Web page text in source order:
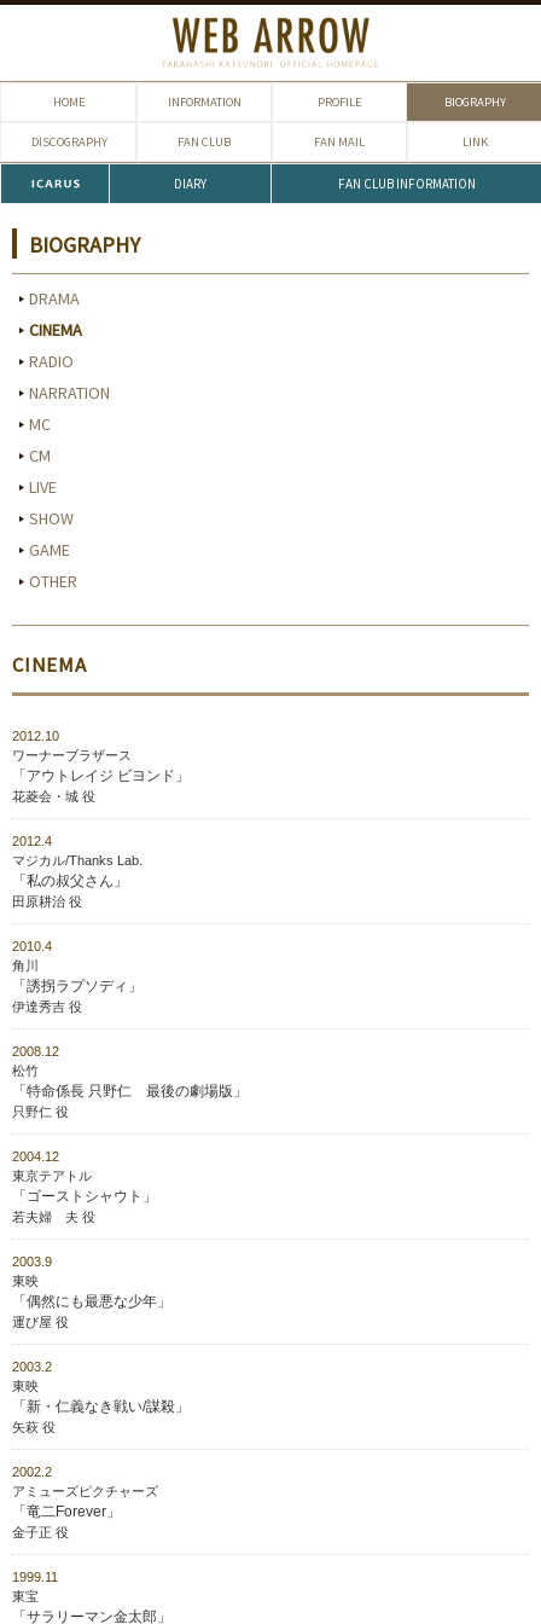
HOME INFORMATION PROFILE BIOGRAPHY
DISCOGRAPHY FAN CLUB FAN MAIL LINK
DIARY FAN CLUB INFORMATION
BIOGRAPHY
DRAMA
CINEMA
RADIO
NARRATION
MC
CM
LIVE
SHOW
GAME
OTHER
CINEMA
2012.10
ワーナーブラザース
「アウトレイジ ビヨンド」
花菱会・城 役
2012.4
マジカル/Thanks Lab.
「私の叔父さん」
田原耕治 役
2010.4
角川
「誘拐ラプソディ」
伊達秀吉 役
2008.12
松竹
「特命係長 只野仁 最後の劇場版」
只野仁 役
2004.12
東京テアトル
「ゴーストシャウト」
若夫婦 夫 役
2003.9
東映
「偶然にも最悪な少年」
運び屋 役
2003.2
東映
「新・仁義なき戦い/謀殺」
矢萩 役
2002.2
アミューズピクチャーズ
「竜二Forever」
金子正 役
1999.11
東宝
「サラリーマン金太郎」